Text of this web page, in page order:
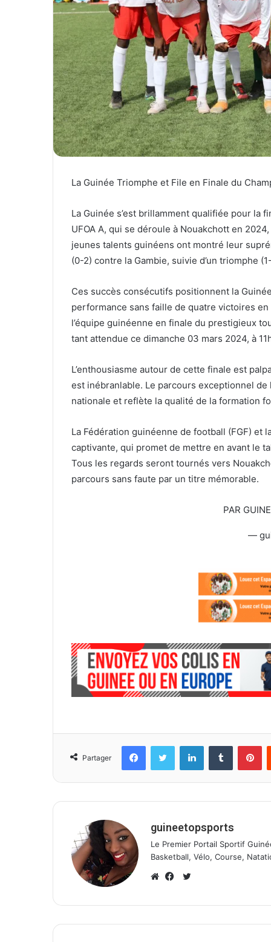
t
e
r
r
i
e
l
La Guinée Triomphe et File en Finale du
La Guinée s’est brillamment qualifiée pour la
UFOA A, qui se déroule à Nouakchott en
jeunes talents guinéens ont montré leur
(0-2) contre la Gambie, suivie d’un triomphe
Ces succès consécutifs positionnent la
performance sans faille de quatre victoires
l’équipe guinéenne en finale du prestigieux
tant attendue ce dimanche 03 mars 2024, à
L’enthousiasme autour de cette finale est
est inébranlable. Le parcours exceptionnel
nationale et reflète la qualité de la formation
La Fédération guinéenne de football (FGF) et
captivante, qui promet de mettre en avant le
Tous les regards seront tournés vers
parcours sans faute par un titre mémorable.
PAR
—
Partager
guineetopsports
Le Premier Portail Sportif
Basketball, Vélo, Course,
e
a
i